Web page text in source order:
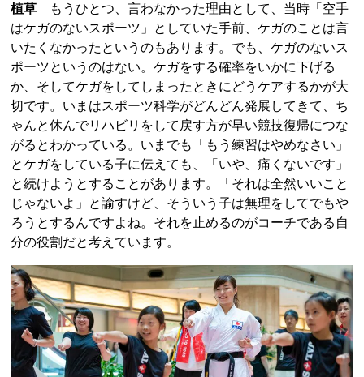
植草 もうひとつ、言わなかった理由として、当時「空手
はケガのないスポーツ」としていた手前、ケガのことは言
いたくなかったというのもあります。でも、ケガのないス
ポーツというのはない。ケガをする確率をいかに下げる
か、そしてケガをしてしまったときにどうケアするかが大
切です。いまはスポーツ科学がどんどん発展してきて、ち
ゃんと休んでリハビリをして戻す方が早い競技復帰につな
がるとわかっている。いまでも「もう練習はやめなさい」
とケガをしている子に伝えても、「いや、痛くないです」
と続けようとすることがあります。「それは全然いいこと
じゃないよ」と諭すけど、そういう子は無理をしてでもや
ろうとするんですよね。それを止めるのがコーチである自
分の役割だと考えています。